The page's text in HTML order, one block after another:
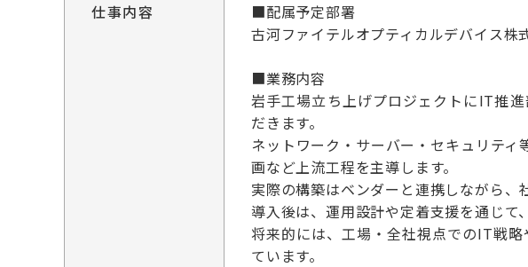
仕事内容
■配属予定部署
古河ファイテルオプティカルデバイス
■業務内容
岩手工場立ち上げプロジェクトにIT推
だきます。
ネットワーク・サーバー・セキュリテ
画など上流工程を主導します。
実際の構築はベンダーと連携しながら、
導入後は、運用設計や定着支援を通じて
将来的には、工場・全社視点でのIT戦
ています。